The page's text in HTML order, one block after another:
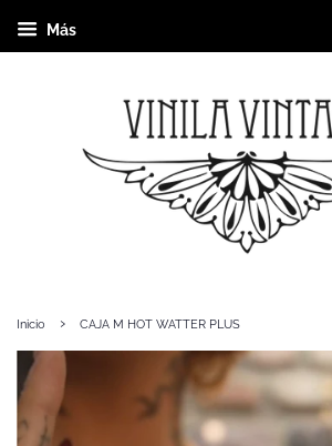
Más
Inicio › CAJA M HOT WATTER PLUS